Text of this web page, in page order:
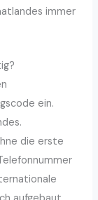
immer
ein.
die erste